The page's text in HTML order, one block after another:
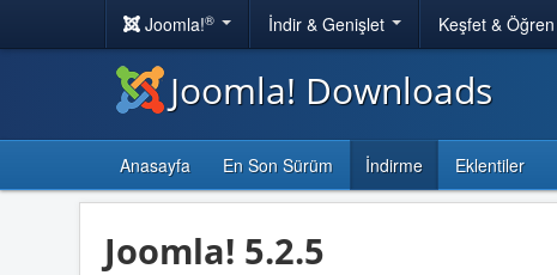
Joomla!® İndir & Genişlet Keşfet & Öğren
Joomla! Downloads
Anasayfa En Son Sürüm İndirme Eklentiler
Joomla! 5.2.5